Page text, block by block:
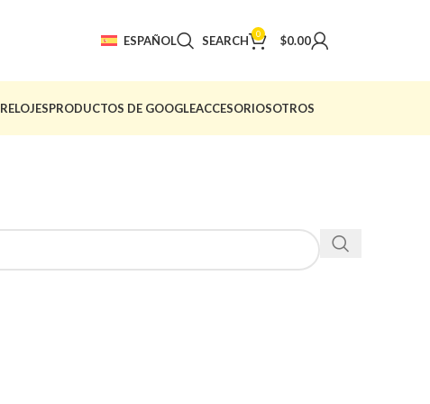
ESPAÑOL SEARCH 0 $0.00
RELOJESPRODUCTOS DE GOOGLEACCESORIOSOTROS